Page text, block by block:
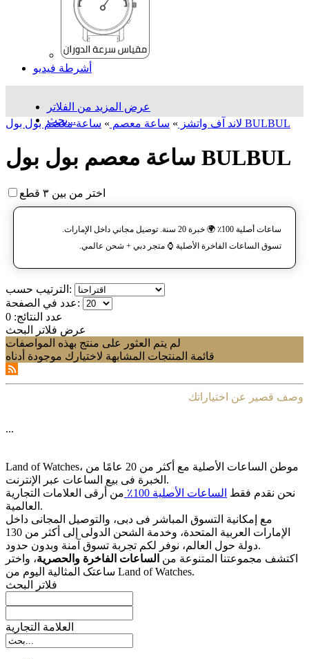
أشرطة فيديو
عرض المزيد من الفلاتر
بحث...
لاند آف واتشز » ساعة معصم » ساعة معصم بول بول BULBUL
ساعة معصم بول بول BULBUL
اختر من بين ٣ قطع
ساعات أصلية 100٪ 🌍 خبرة 20 سنة. توصيل مجاني داخل الإمارات.
تسوق الساعات الفاخرة الأصلية ⌚️ متجر دبي + شحن عالمي.
الترتيب حسب:
عدد في الصفحة:
عدد النتائج: 0
عرض فلاتر البحث
لم يتم العثور على منتج بهذه المواصفات
قائمة المنتجات المشابهة لاختيارك موجودة أدناه
وصف قصير عن اختياراتك
...
Land of Watches، موطن الساعات الأصلیة مع أکثر من 20 عامًا من
الخبرة فی بیع الساعات عبر الإنترنت.
نحن نقدم فقط الساعات الأصلیة 100٪
من أرقى العلامات التجاریة
العالمیة.
مع إمکانیة التسوق المباشر فی دبی، والتوصیل المجانی داخل
الإمارات العربیة المتحدة، وخدمة الشحن الدولی إلى أکثر من 130
دولة حول العالم، نوفر لکم تجربة تسوق آمنة وبدون حدود.
اکتشف مجموعتنا المتنوعة من الساعات الفاخرة والحصریة، واختر
ساعتک المثالیة الیوم من Land of Watches.
فلاتر البحث
العلامة التجارية